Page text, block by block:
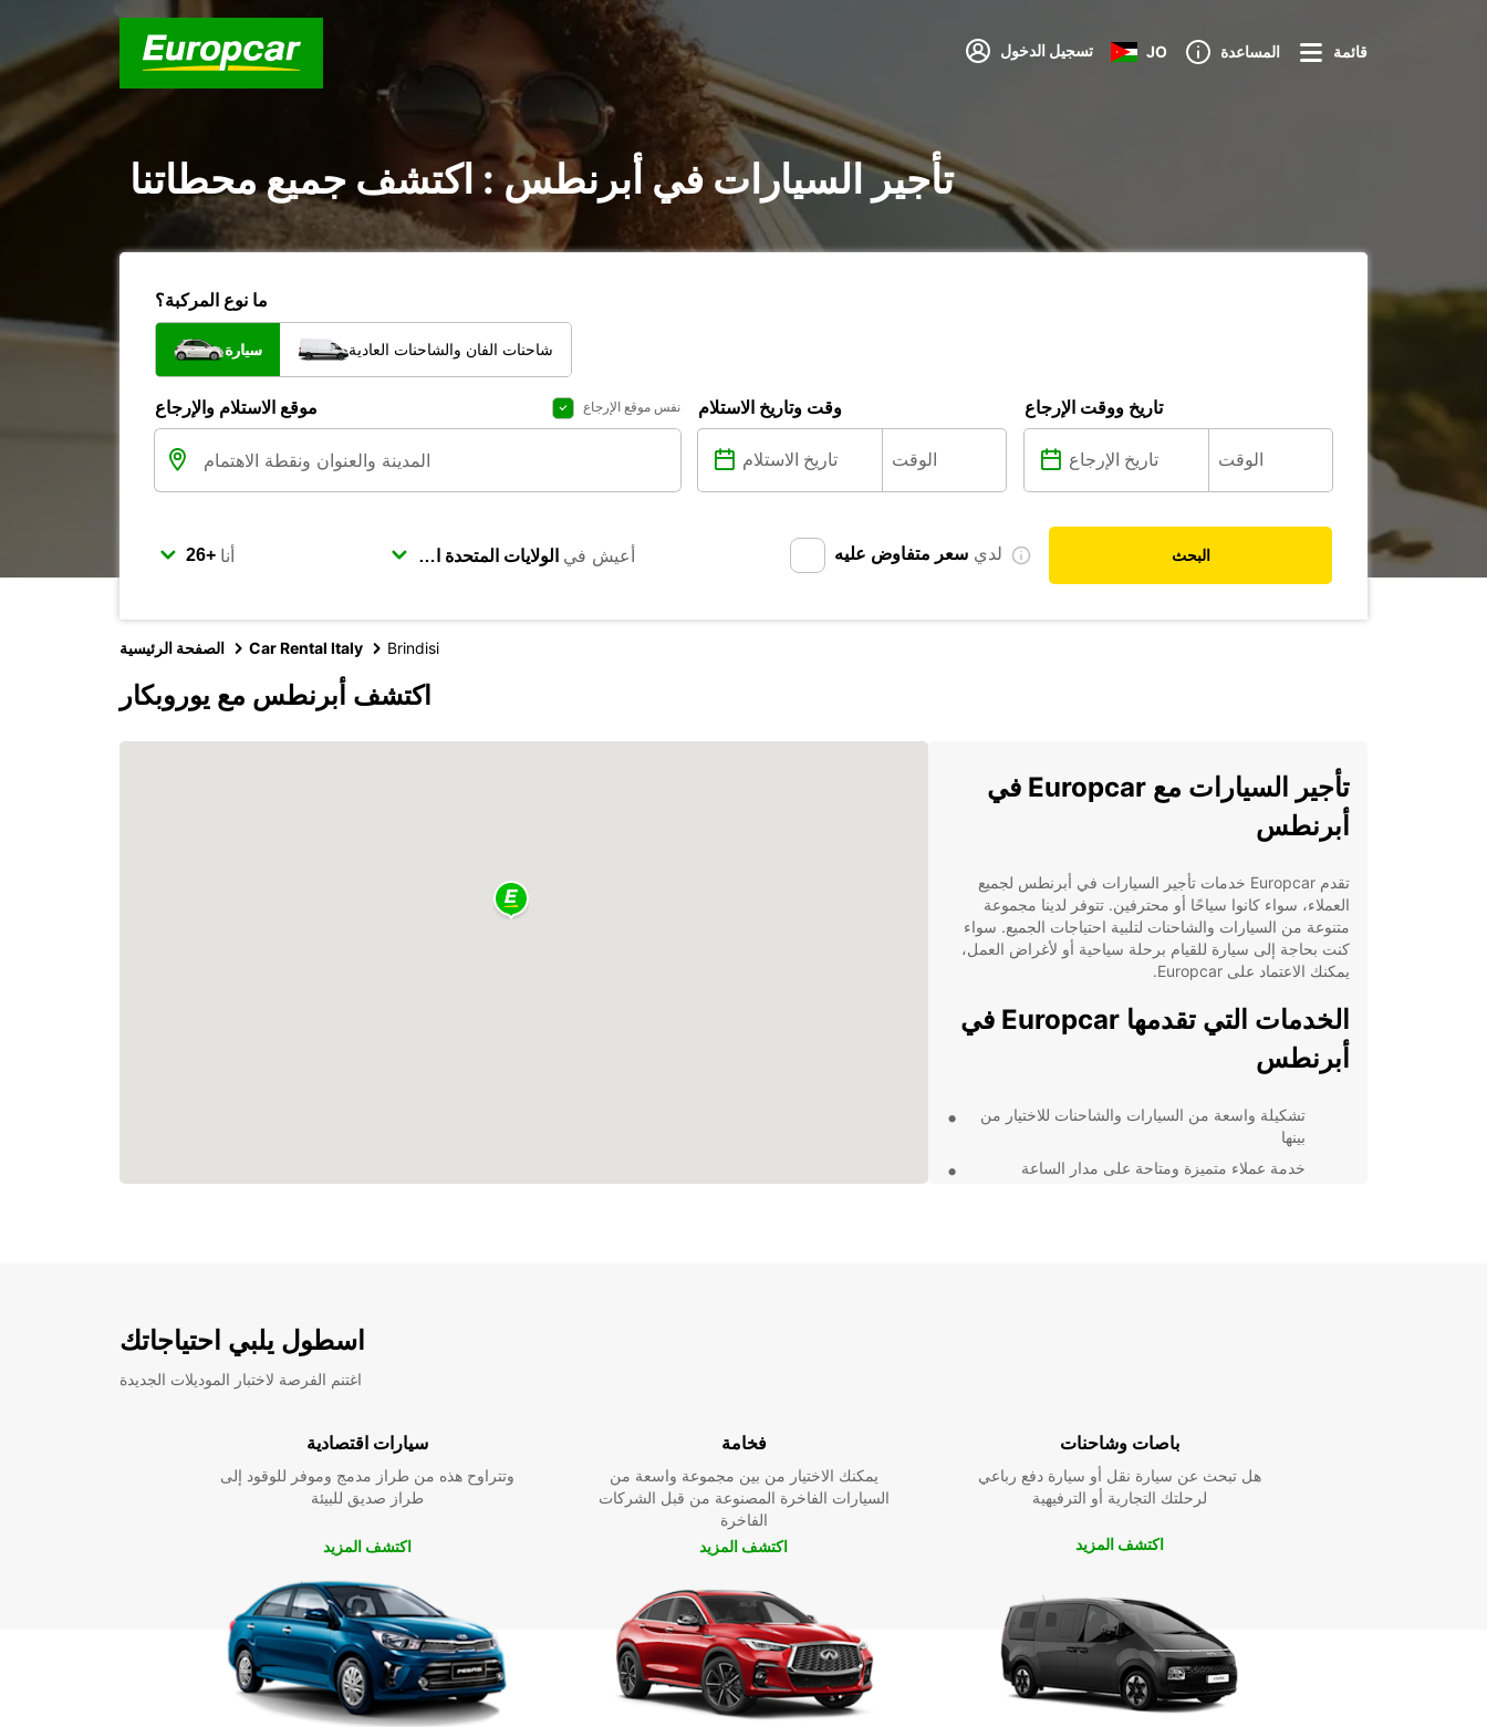
تسجيل الدخول JO المساعدة قائمة
تأجير السيارات في أبرنطس : اكتشف جميع محطاتنا
ما نوع المركبة؟
سيارة شاحنات الفان والشاحنات العادية
موقع الاستلام والإرجاع نفس موقع الإرجاع وقت وتاريخ الاستلام تاريخ ووقت الإرجاع
أنا أعيش في لدي سعر متفاوض عليه البحث
الصفحة الرئيسية Car Rental Italy Brindisi
اكتشف أبرنطس مع يوروبكار
تأجير السيارات مع Europcar في
أبرنطس
تقدم Europcar خدمات تأجير السيارات في أبرنطس لجميع
العملاء، سواء كانوا سياحًا أو محترفين. تتوفر لدينا مجموعة
متنوعة من السيارات والشاحنات لتلبية احتياجات الجميع. سواء
كنت بحاجة إلى سيارة للقيام برحلة سياحية أو لأغراض العمل،
يمكنك الاعتماد على Europcar.
الخدمات التي تقدمها Europcar في
أبرنطس
تشكيلة واسعة من السيارات والشاحنات للاختيار من
بينها
خدمة عملاء متميزة ومتاحة على مدار الساعة
سيارة اقتصادية للتجوال في المدينة أو سيارة فاخرة لرحلة
خاصة، فإن Europcar تضمن لك تجربة تأجير لا تنسى في
اسطول يلبي احتياجاتك
اغتنم الفرصة لاختبار الموديلات الجديدة
سيارات اقتصادية
وتتراوح هذه من طراز مدمج وموفر للوقود إلى
طراز صديق للبيئة
اكتشف المزيد
فخامة
يمكنك الاختيار من بين مجموعة واسعة من
السيارات الفاخرة المصنوعة من قبل الشركات
الفاخرة
اكتشف المزيد
باصات وشاحنات
هل تبحث عن سيارة نقل أو سيارة دفع رباعي
لرحلتك التجارية أو الترفيهية
اكتشف المزيد